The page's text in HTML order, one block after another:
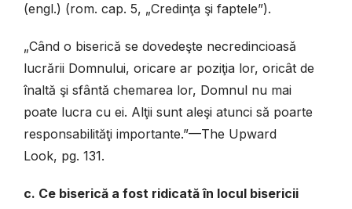
(engl.) (rom. cap. 5, „Credinţa şi faptele”).
„Când o biserică se dovedeşte necredincioasă
lucrării Domnului, oricare ar poziţia lor, oricât de
înaltă şi sfântă chemarea lor, Domnul nu mai
poate lucra cu ei. Alţii sunt aleşi atunci să poarte
responsabilităţi importante.”—The Upward
Look, pg. 131.
c. Ce biserică a fost ridicată în locul bisericii